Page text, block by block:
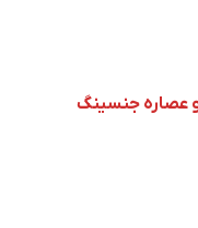
عصاره جنسینگ